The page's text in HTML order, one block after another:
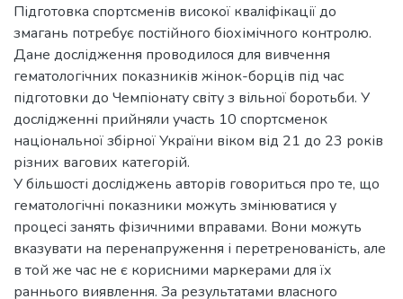
Підготовка спортсменів високої кваліфікації до
змагань потребує постійного біохімічного контролю.
Дане дослідження проводилося для вивчення
гематологічних показників жінок-борців під час
підготовки до Чемпіонату світу з вільної боротьби. У
дослідженні прийняли участь 10 спортсменок
національної збірної України віком від 21 до 23 років
різних вагових категорій.
У більшості досліджень авторів говориться про те, що
гематологічні показники можуть змінюватися у
процесі занять фізичними вправами. Вони можуть
вказувати на перенапруження і перетренованість, але
в той же час не є корисними маркерами для їх
раннього виявлення. За результатами власного